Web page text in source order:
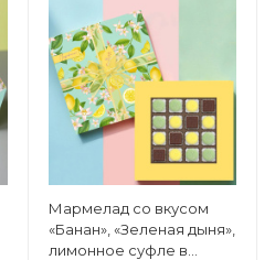
Мармелад со вкусом
«Банан», «Зеленая дыня»,
лимонное суфле в